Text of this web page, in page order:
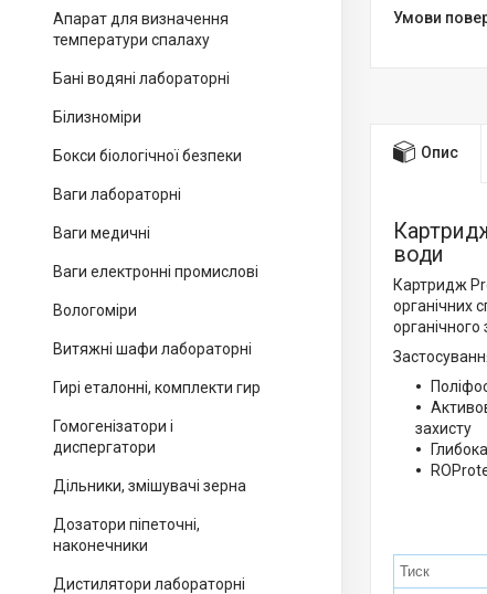
Апарат для визначення
температури спалаху
Бані водяні лабораторні
Білизноміри
Бокси біологічної безпеки
Ваги лабораторні
Ваги медичні
Ваги електронні промислові
Вологоміри
Витяжні шафи лабораторні
Гирі еталонні, комплекти гир
Гомогенізатори і
диспергатори
Дільники, змішувачі зерна
Дозатори піпеточні,
наконечники
Дистилятори лабораторні
Опис
води
Картридж
органічних
органічного
захисту
Тиск